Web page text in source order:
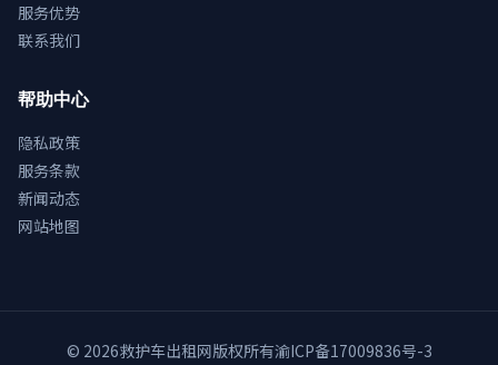
服务优势
联系我们
帮助中心
隐私政策
服务条款
新闻动态
网站地图
© 2026救护车出租网版权所有渝ICP备17009836号-3